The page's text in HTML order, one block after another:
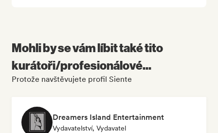
Mohli by se vám líbit také tito
kurátoři/profesionálové...
Protože navštěvujete profil Siente
Dreamers Island Entertainment
Vydavatelství, Vydavatel